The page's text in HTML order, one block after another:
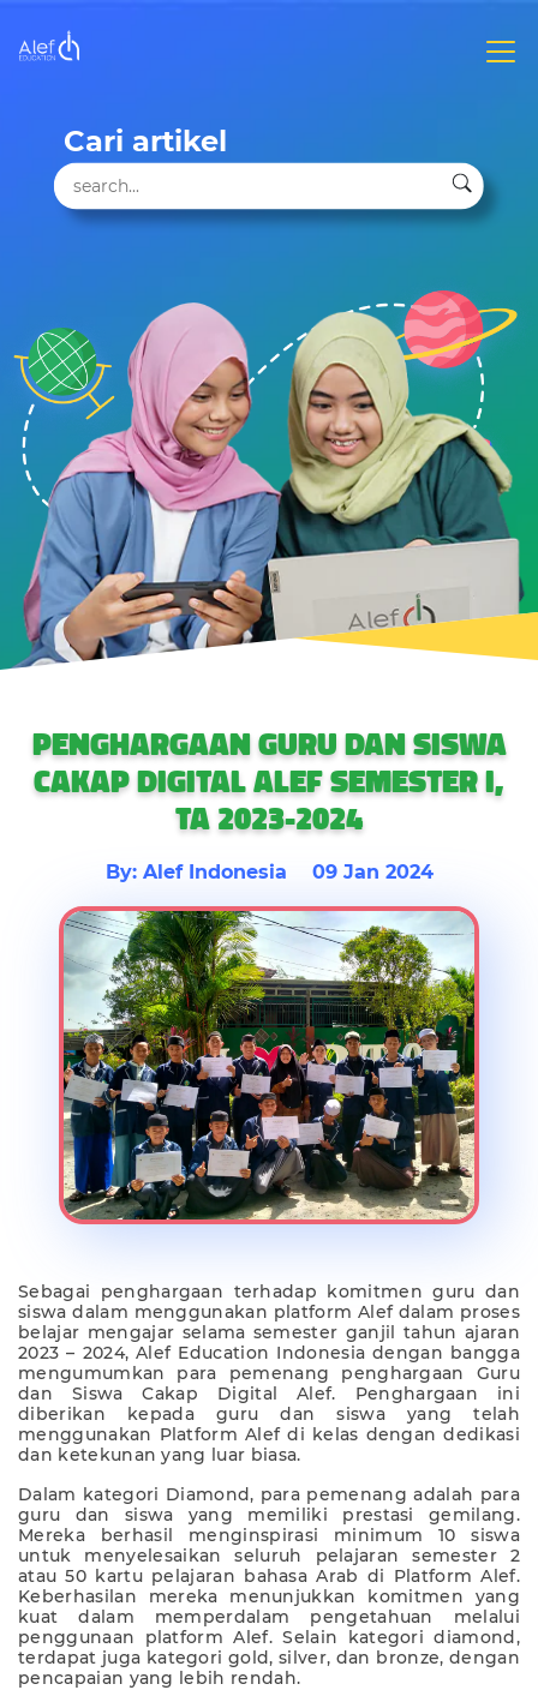
Cari artikel
PENGHARGAAN GURU DAN SISWA
CAKAP DIGITAL ALEF SEMESTER I,
TA 2023-2024
By: Alef Indonesia 09 Jan 2024
Sebagai penghargaan terhadap komitmen guru dan
siswa dalam menggunakan platform Alef dalam proses
belajar mengajar selama semester ganjil tahun ajaran
2023 – 2024, Alef Education Indonesia dengan bangga
mengumumkan para pemenang penghargaan Guru
dan Siswa Cakap Digital Alef. Penghargaan ini
diberikan kepada guru dan siswa yang telah
menggunakan Platform Alef di kelas dengan dedikasi
dan ketekunan yang luar biasa.
Dalam kategori Diamond, para pemenang adalah para
guru dan siswa yang memiliki prestasi gemilang.
Mereka berhasil menginspirasi minimum 10 siswa
untuk menyelesaikan seluruh pelajaran semester 2
atau 50 kartu pelajaran bahasa Arab di Platform Alef.
Keberhasilan mereka menunjukkan komitmen yang
kuat dalam memperdalam pengetahuan melalui
penggunaan platform Alef. Selain kategori diamond,
terdapat juga kategori gold, silver, dan bronze, dengan
pencapaian yang lebih rendah.